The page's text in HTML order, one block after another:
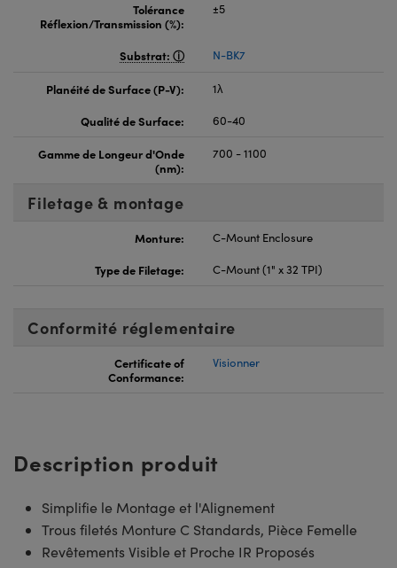
Tolérance
Réflexion/Transmission (%):
±5
Substrat: N-BK7
Planéité de Surface (P-V):
1λ
Qualité de Surface:
60-40
Gamme de Longeur d'Onde
(nm):
700 - 1100
Filetage & montage
Monture:
C-Mount Enclosure
Type de Filetage:
C-Mount (1" x 32 TPI)
Conformité réglementaire
Certificate of
Conformance:
Visionner
Description produit
Simplifie le Montage et l'Alignement
Trous filetés Monture C Standards, Pièce Femelle
Revêtements Visible et Proche IR Proposés